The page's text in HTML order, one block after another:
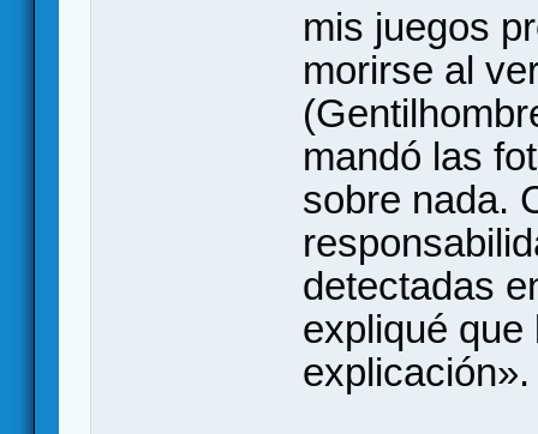
mis juegos
morirse al
mandó las
sobre nada.
detectadas
expliqué que
explicación».